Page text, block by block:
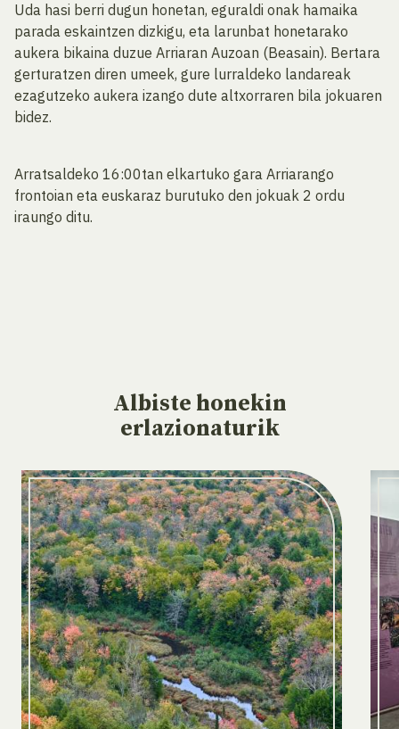
Uda hasi berri dugun honetan, eguraldi onak hamaika
parada eskaintzen dizkigu, eta larunbat honetarako
aukera bikaina duzue Arriaran Auzoan (Beasain). Bertara
gerturatzen diren umeek, gure lurraldeko landareak
ezagutzeko aukera izango dute altxorraren bila jokuaren
bidez.
Arratsaldeko 16:00tan elkartuko gara Arriarango
frontoian eta euskaraz burutuko den jokuak 2 ordu
iraungo ditu.
Albiste honekin
erlazionaturik